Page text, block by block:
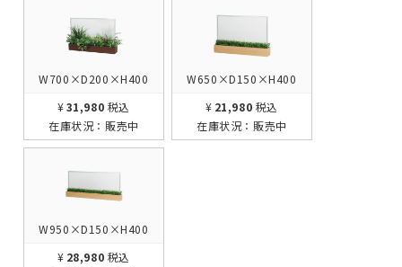
W700×D200×H400
¥31,980 税込
在庫状況： 販売中
W650×D150×H400
¥21,980 税込
在庫状況： 販売中
W950×D150×H400
¥28,980 税込